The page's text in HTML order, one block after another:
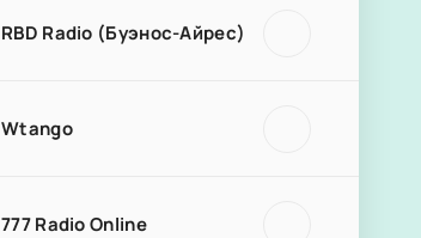
RBD Radio (Буэнос-Айрес)
Wtango
777 Radio Online